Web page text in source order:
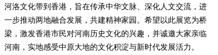
河洛文化带到香港，旨在传承中华文脉、深化人文交流，进
一步推动两地融合发展，共建精神家园。希望以此展览为桥
梁，激发香港市民对河南历史文化的兴趣，并诚邀大家亲临
河南，实地感受中原大地的文化积淀与新时代发展活力。